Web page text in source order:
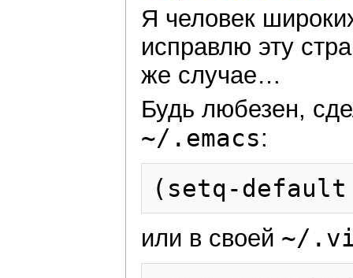
Я человек
исправлю эту
же случае…
Будь любезен,
~/.emacs:
или в своей ~/